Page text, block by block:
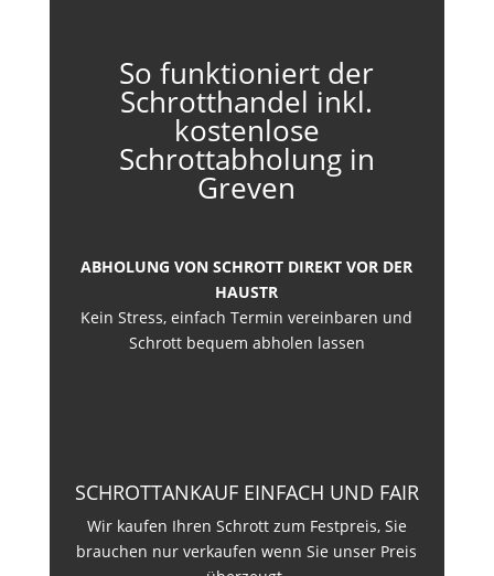
So funktioniert der
Schrotthandel inkl.
kostenlose
Schrottabholung in
Greven
ABHOLUNG VON SCHROTT DIREKT VOR DER
HAUSTR
Kein Stress, einfach Termin vereinbaren und
Schrott bequem abholen lassen
SCHROTTANKAUF EINFACH UND FAIR
Wir kaufen Ihren Schrott zum Festpreis, Sie
brauchen nur verkaufen wenn Sie unser Preis